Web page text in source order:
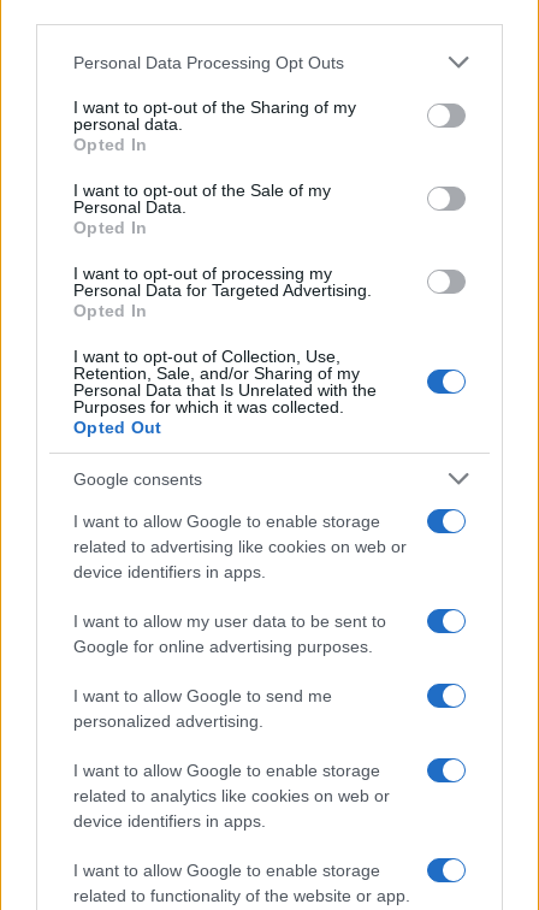
Please note that this website/app uses one or more Google
not limited to your visit or usage behaviour. You may click to
grant or deny consent to Google and its third-party tags to
use your data for below specified purposes in below Google
consent section.
Personal Data Processing Opt Outs
I want to opt-out of the Sharing of my
personal data.
Opted In
I want to opt-out of the Sale of my
Personal Data.
Opted In
I want to opt-out of processing my
Personal Data for Targeted Advertising.
Opted In
I want to opt-out of Collection, Use,
Retention, Sale, and/or Sharing of my
Personal Data that Is Unrelated with the
Purposes for which it was collected.
Opted Out
Google consents
I want to allow Google to enable storage
related to advertising like cookies on web or
device identifiers in apps.
I want to allow my user data to be sent to
Google for online advertising purposes.
I want to allow Google to send me
personalized advertising.
I want to allow Google to enable storage
related to analytics like cookies on web or
device identifiers in apps.
I want to allow Google to enable storage
related to functionality of the website or app.
amely két fiatal határokat feszegető barátságáról szól. A
The Return című filmben két örökbefogadott felnőttként
visszatér Koreába, ahol más, örökbefogadott sorstársaikkal
egy negyedikes fiú iskolai nehézségeiről szól. Mindkét filmet
október 25-én láthatja a közönség.
A fesztiválon ismét műsoron lesz a
Rye fotóriporterről szól, akit 398 napig tartott fogva az
Iszlám Állam Szíriában.
A fesztivál programjában dokumentumfilmek is szerepelnek.
Grönlandról és az inuit őslakosok kultúrájáról szól a
Raven and the Seagull
című dán alkotás; a
The Man Who
Played with Firecímű svéd dokumentumfilm pedig Stieg
Larson világhírű író örökségét és életművét mutatja be. A
svéd író a Millennium-trilógia révén vált ismertté.